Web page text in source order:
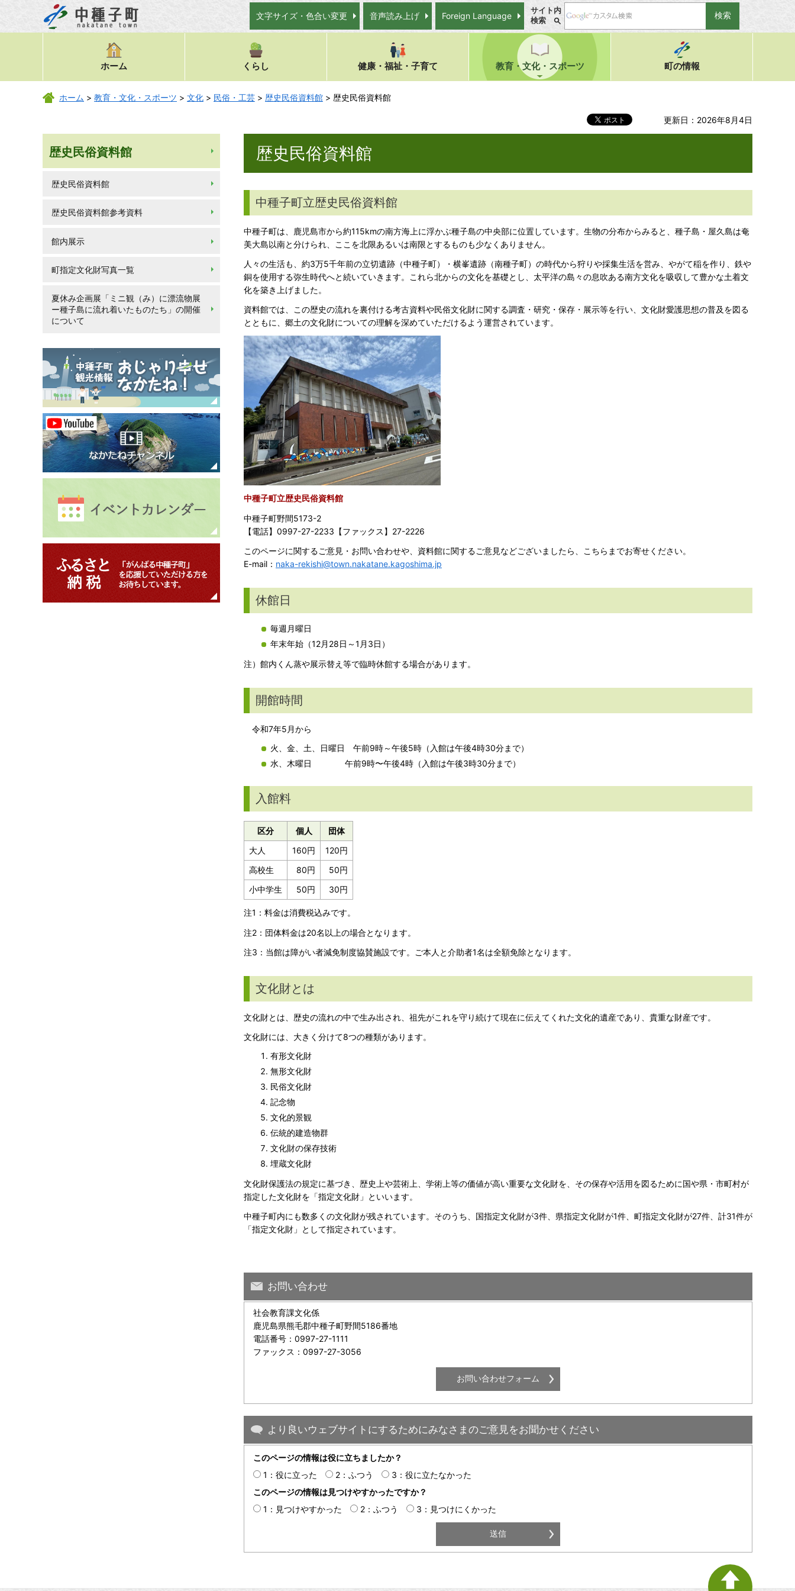
文字サイズ・色合い変更 音声読み上げ Foreign Language
サイト内
検索
ホーム くらし 健康・福祉・子育て 教育・文化・スポーツ 町の情報
ホーム > 教育・文化・スポーツ > 文化 > 民俗・工芸 > 歴史民俗資料館 > 歴史民俗資料館
更新日：2026年8月4日
歴史民俗資料館
歴史民俗資料館
歴史民俗資料館参考資料
館内展示
町指定文化財写真一覧
夏休み企画展「ミニ観（み）に漂流物展
ー種子島に流れ着いたものたち」の開催
について
歴史民俗資料館
中種子町立歴史民俗資料館
中種子町は、鹿児島市から約115kmの南方海上に浮かぶ種子島の中央部に位置しています。生物の分布からみると、種子島・屋久島は奄
美大島以南と分けられ、ここを北限あるいは南限とするものも少なくありません。
人々の生活も、約3万5千年前の立切遺跡（中種子町）・横峯遺跡（南種子町）の時代から狩りや採集生活を営み、やがて稲を作り、鉄や
銅を使用する弥生時代へと続いていきます。これら北からの文化を基礎とし、太平洋の島々の息吹ある南方文化を吸収して豊かな土着文
化を築き上げました。
資料館では、この歴史の流れを裏付ける考古資料や民俗文化財に関する調査・研究・保存・展示等を行い、文化財愛護思想の普及を図る
とともに、郷土の文化財についての理解を深めていただけるよう運営されています。
中種子町立歴史民俗資料館
中種子町野間5173-2
【電話】0997-27-2233【ファックス】27-2226
このページに関するご意見・お問い合わせや、資料館に関するご意見などございましたら、こちらまでお寄せください。
E-mail： naka-rekishi@town.nakatane.kagoshima.jp
休館日
毎週月曜日
年末年始（12月28日～1月3日）
注）館内くん蒸や展示替え等で臨時休館する場合があります。
開館時間
令和7年5月から
火、金、土、日曜日 午前9時～午後5時（入館は午後4時30分まで）
水、木曜日 午前9時〜午後4時（入館は午後3時30分まで）
入館料
区分 個人
団体
大人
160円
120円
高校生
80円
50円
小中学生
50円 30円
注1：料金は消費税込みです。
注2：団体料金は20名以上の場合となります。
注3：当館は障がい者減免制度協賛施設です。ご本人と介助者1名は全額免除となります。
文化財とは
文化財とは、歴史の流れの中で生み出され、祖先がこれを守り続けて現在に伝えてくれた文化的遺産であり、貴重な財産です。
文化財には、大きく分けて8つの種類があります。
有形文化財
無形文化財
民俗文化財
記念物
文化的景観
伝統的建造物群
文化財の保存技術
埋蔵文化財
文化財保護法の規定に基づき、歴史上や芸術上、学術上等の価値が高い重要な文化財を、その保存や活用を図るために国や県・市町村が
指定した文化財を「指定文化財」といいます。
中種子町内にも数多くの文化財が残されています。そのうち、国指定文化財が3件、県指定文化財が1件、町指定文化財が27件、計31件が
「指定文化財」として指定されています。
お問い合わせ
社会教育課文化係
鹿児島県熊毛郡中種子町野間5186番地
電話番号：0997-27-1111
ファックス：0997-27-3056
より良いウェブサイトにするためにみなさまのご意見をお聞かせください
このページの情報は役に立ちましたか？
1：役に立った
2：ふつう
3：役に立たなかった
このページの情報は見つけやすかったですか？
1：見つけやすかった
2：ふつう 3：見つけにくかった